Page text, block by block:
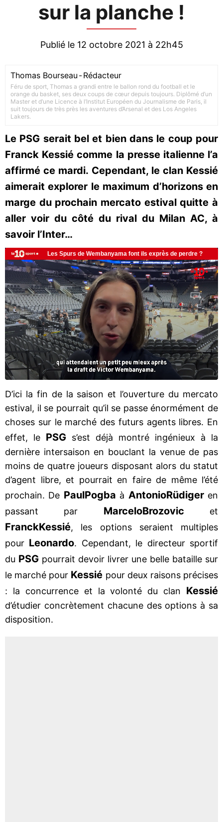
sur la planche !
Publié le 12 octobre 2021 à 22h45
Thomas Bourseau -Rédacteur
Féru de sport, Thomas a grandi entre le ballon rond du football et le
orange du basket, ses deux coups de cœur depuis toujours. Diplômé d’un
Master et d’une Licence à l’Institut Européen du Journalisme de Paris, il
suit toujours de très près les aventures d’Arsenal et des Los Angeles
Lakers.
Le PSG serait bel et bien dans le coup pour
Franck Kessié comme la presse italienne l’a
affirmé ce mardi. Cependant, le clan Kessié
aimerait explorer le maximum d’horizons en
marge du prochain mercato estival quitte à
aller voir du côté du rival du Milan AC, à
savoir l’Inter…
D’ici la fin de la saison et l’ouverture du mercato
estival, il se pourrait qu’il se passe énormément de
choses sur le marché des futurs agents libres. En
effet, le PSG s’est déjà montré ingénieux à la
dernière intersaison en bouclant la venue de pas
moins de quatre joueurs disposant alors du statut
d’agent libre, et pourrait en faire de même l’été
prochain. De PaulPogba à AntonioRüdigeren
passant par MarceloBrozovic et
FranckKessié, les options seraient multiples
pour Leonardo. Cependant, le directeur sportif
du PSG pourrait devoir livrer une belle bataille sur
le marché pour Kessié pour deux raisons précises
: la concurrence et la volonté du clan Kessié
d’étudier concrètement chacune des options à sa
disposition.